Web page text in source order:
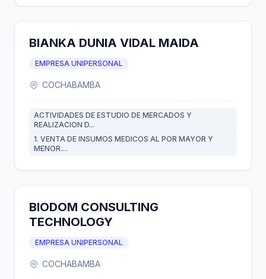
BIANKA DUNIA VIDAL MAIDA
EMPRESA UNIPERSONAL
COCHABAMBA
ACTIVIDADES DE ESTUDIO DE MERCADOS Y
REALIZACION D...
1. VENTA DE INSUMOS MEDICOS AL POR MAYOR Y
MENOR....
BIODOM CONSULTING
TECHNOLOGY
EMPRESA UNIPERSONAL
COCHABAMBA